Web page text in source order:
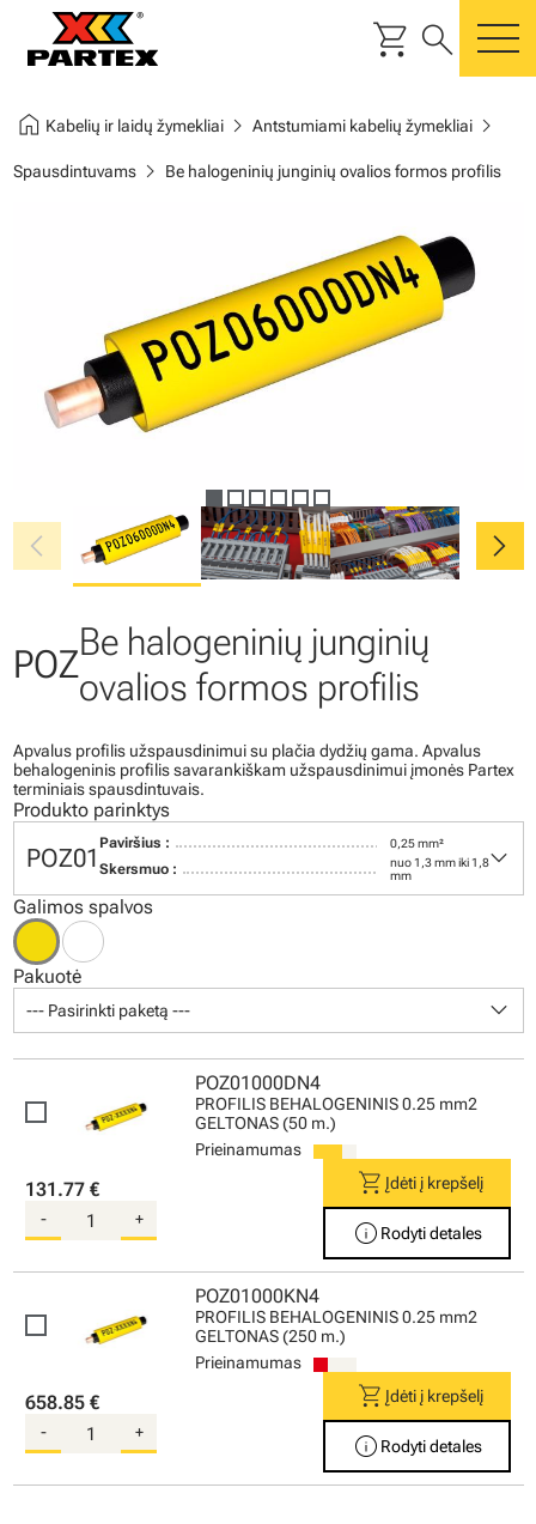
shopping_cart search
home Kabelių ir laidų žymekliaichevron_right Antstumiami kabelių žymekliaichevron_right
Spausdintuvamschevron_right Be halogeninių junginių ovalios formos profilis
chevron_left chevron_right
POZBe halogeninių junginių
ovalios formos profilis
Apvalus profilis užspausdinimui su plačia dydžių gama. Apvalus
behalogeninis profilis savarankiškam užspausdinimui įmonės Partex
terminiais spausdintuvais.
Produkto parinktys
POZ01
Paviršius : 0,25 mm²
Skersmuo :
nuo 1,3 mm iki 1,8
mm
keyboard_arrow_down
Galimos spalvos
Pakuotė
--- Pasirinkti paketą --- keyboard_arrow_down
POZ01000DN4
PROFILIS BEHALOGENINIS 0.25 mm2
GELTONAS (50 m.)
Prieinamumas
131.77 €
- +
shopping_cartĮdėti į krepšelį
info Rodyti detales
POZ01000KN4
PROFILIS BEHALOGENINIS 0.25 mm2
GELTONAS (250 m.)
Prieinamumas
658.85 €
- +
shopping_cartĮdėti į krepšelį
info Rodyti detales